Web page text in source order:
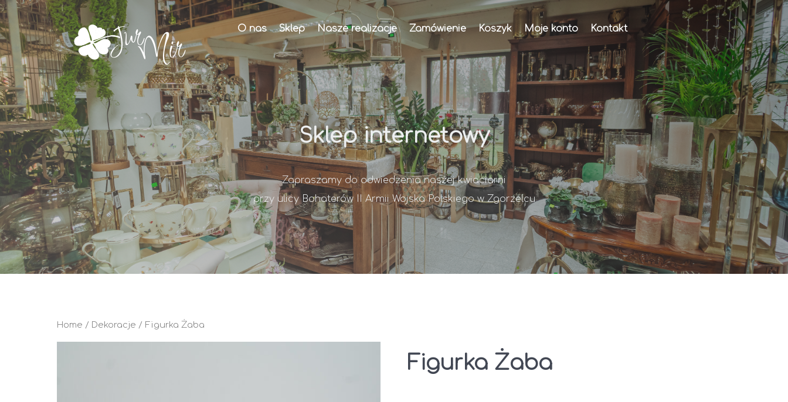
O nas Sklep Nasze realizacje Zamówienie Koszyk Moje konto Kontakt
Sklep internetowy
Zapraszamy do odwiedzenia naszej kwiaciarni
przy ulicy Bohaterów II Armii Wojska Polskiego w Zgorzelcu
Home / Dekoracje / Figurka Żaba
Figurka Żaba